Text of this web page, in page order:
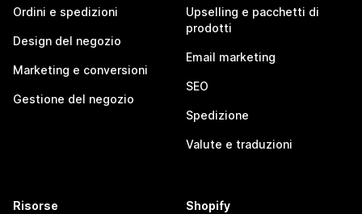
Ordini e spedizioni
Design del negozio
Marketing e conversioni
Gestione del negozio
Upselling e pacchetti di
prodotti
Email marketing
SEO
Spedizione
Valute e traduzioni
Risorse Shopify